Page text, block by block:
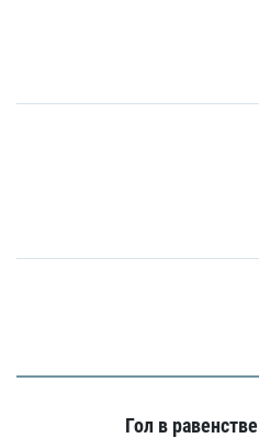
Гол в равенстве